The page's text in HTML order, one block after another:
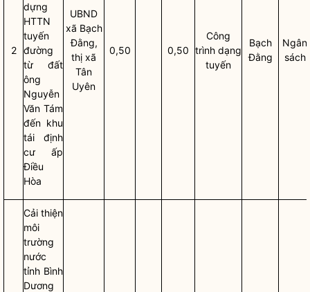
2
dựng
HTTN
tuyến
đường
từ đất
ông
Nguyễn
Văn Tám
đến khu
tái định
cư ấp
Điều
Hòa
UBND
xã Bạch
Đằng,
thị xã
Tân
Uyên
0,50 0,50
Công
trình dạng
tuyến
Bạch
Đằng
Ngân
sách
Cải thiện
môi
trường
nước
tỉnh Bình
Dương